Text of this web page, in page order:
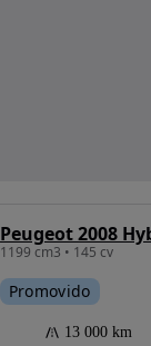
Peugeot 2008
1199 cm3 • 145 cv
Promovido
13 000 km